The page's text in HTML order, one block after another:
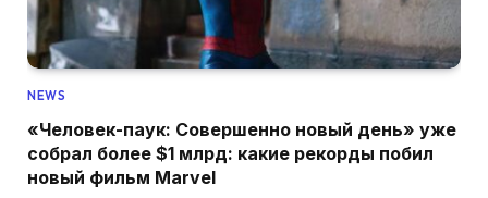
NEWS
«Человек-паук: Совершенно новый день» уже
собрал более $1 млрд: какие рекорды побил
новый фильм Marvel